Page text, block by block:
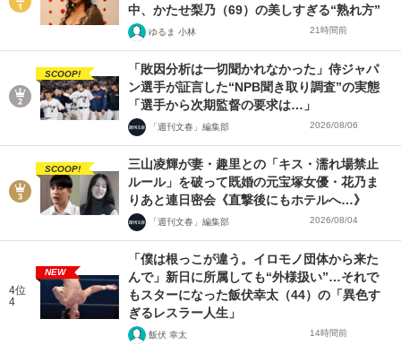
中、かたせ梨乃（69）の美しすぎる“熟れ方”
ゆるま 小林 21時間前
SCOOP!
「敗因分析は一切聞かれなかった」侍ジャパ
ン選手が証言した“NPB聞き取り調査”の実態
「選手から次期監督の要求は…」
「週刊文春」編集部 2026/08/06
SCOOP!
三山凌輝が妻・趣里との「キス・濡れ場禁止
ルール」を破って既婚の元宝塚女優・花乃ま
りあと連日密会《直撃後にもホテルへ…》
「週刊文春」編集部 2026/08/04
4位
4
NEW
「僕は根っこが違う。イロモノ団体から来た
んで」新日に所属しても“外様扱い”…それで
もスターになった飯伏幸太（44）の「異色す
ぎるレスラー人生」
飯伏 幸太 14時間前